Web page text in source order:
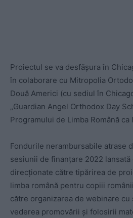
Proiectul se va desfășura în
în colaborare cu Mitropolia
Două Americi (cu sediul în
„Guardian Angel Orthodox Day
Programului de Limba Română ca
Fondurile nerambursabile atrase
sesiunii de finanțare 2022 lansată
direcționate către tipărirea de
limba română pentru copiii
către organizarea de webinare cu
vederea promovării și folosirii